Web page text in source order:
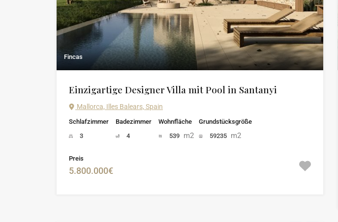
Fincas
Einzigartige Designer Villa mit Pool in Santanyi
Mallorca, Illes Balears, Spain
Schlafzimmer
3
Badezimmer
4
Wohnfläche
539 m2
Grundstücksgröße
59235 m2
Preis
5.800.000€